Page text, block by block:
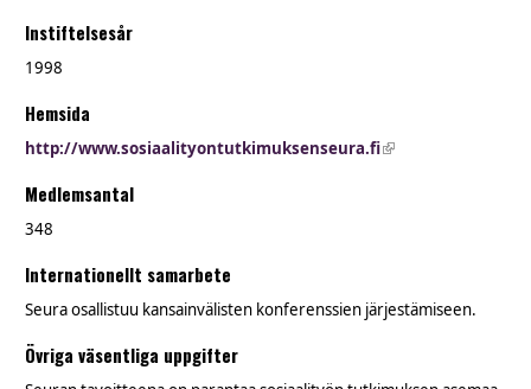
Instiftelsesår
1998
Hemsida
http://www.sosiaalityontutkimuksenseura.fi(link is external)
Medlemsantal
348
Internationellt samarbete
Seura osallistuu kansainvälisten konferenssien järjestämiseen.
Övriga väsentliga uppgifter